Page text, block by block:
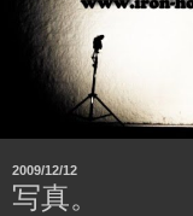
2009/12/12
写真。